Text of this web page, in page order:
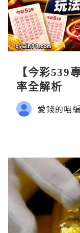
【今彩539
率全解析
愛錢的喵編